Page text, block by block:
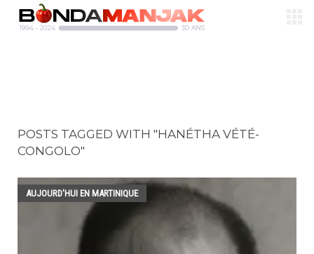
POSTS TAGGED WITH "HANÉTHA VÉTÉ-
CONGOLO"
AUJOURD'HUI EN MARTINIQUE